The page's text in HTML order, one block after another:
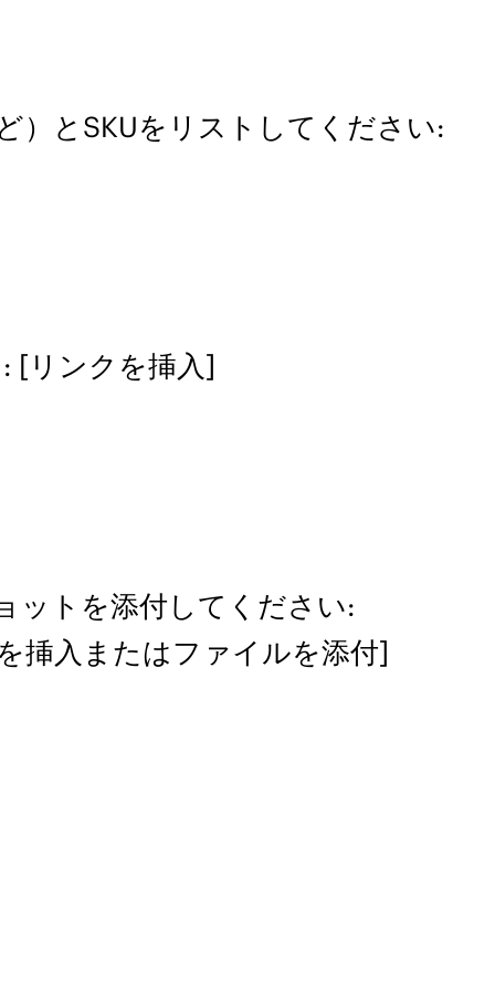
）とSKUをリストしてください:
[リンクを挿入]
ットを添付してください:
挿入またはファイルを添付]